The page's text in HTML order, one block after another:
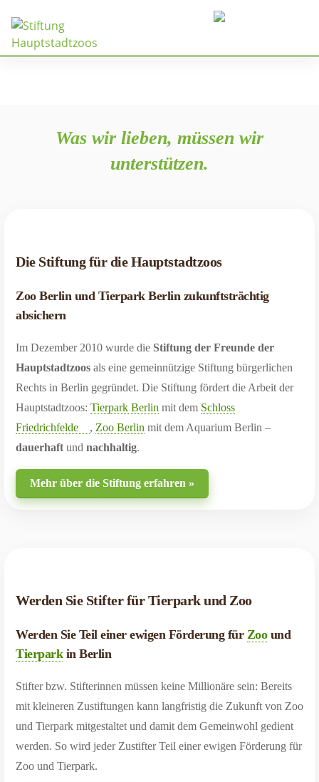
Was wir lieben, müssen wir
unterstützen.
Die Stiftung für die Hauptstadtzoos
Zoo Berlin und Tierpark Berlin zukunftsträchtig
absichern
Im Dezember 2010 wurde die Stiftung der Freunde der
Hauptstadtzoos als eine gemeinnützige Stiftung bürgerlichen
Rechts in Berlin gegründet. Die Stiftung fördert die Arbeit der
Hauptstadtzoos: Tierpark Berlin mit dem Schloss
Friedrichfelde
, Zoo Berlin mit dem Aquarium Berlin –
dauerhaft und nachhaltig.
Mehr über die Stiftung erfahren »
Werden Sie Stifter für Tierpark und Zoo
Werden Sie Teil einer ewigen Förderung für Zoound
Tierparkin Berlin
Stifter bzw. Stifterinnen müssen keine Millionäre sein: Bereits
mit kleineren Zustiftungen kann langfristig die Zukunft von Zoo
und Tierpark mitgestaltet und damit dem Gemeinwohl gedient
werden. So wird jeder Zustifter Teil einer ewigen Förderung für
Zoo und Tierpark.